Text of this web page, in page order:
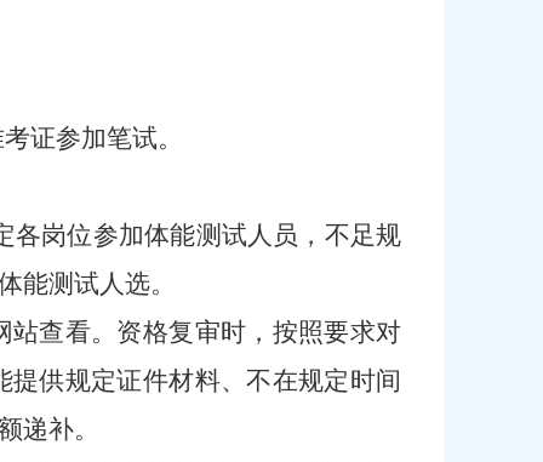
证参加笔试。
各岗位参加体能测试人员， 不足规
能测试人选。
站查看。资格复审时，按照要求对
供规定证件材料、不在规定时间
递补。